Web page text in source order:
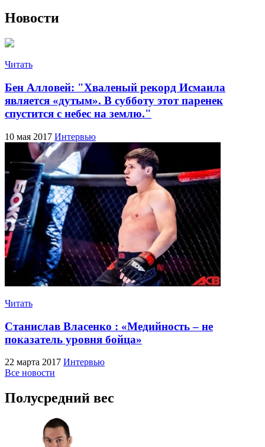
Новости
Читать
Бен Алловей: "Хваленый рекорд Исмаила
является «дутым». В субботу этот паренек
спустится с небес на землю."
10 мая 2017 Интервью
Читать
Станислав Власенко : «Медийность – не
показатель уровня бойца»
22 марта 2017 Интервью
Все новости
Полусредний вес